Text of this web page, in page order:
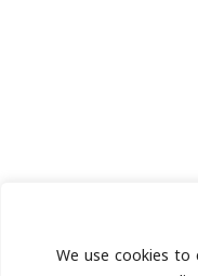
We use cookies to